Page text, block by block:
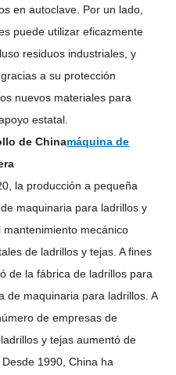
en autoclave. Por un lado,
puede utilizar eficazmente
residuos industriales, y
a su protección
nuevos materiales para
estatal.
de Chinamáquina de
la producción a pequeña
maquinaria para ladrillos y
mecánico
de ladrillos y tejas. A fines
de la fábrica de ladrillos para
de maquinaria para ladrillos. A
de empresas de
y tejas aumentó de
1990, China ha